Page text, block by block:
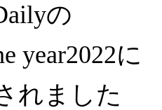
の
year2022に
れました